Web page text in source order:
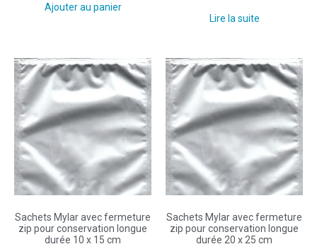
Ajouter au panier
Lire la suite
Sachets Mylar avec fermeture
zip pour conservation longue
durée 10 x 15 cm
Sachets Mylar avec fermeture
zip pour conservation longue
durée 20 x 25 cm